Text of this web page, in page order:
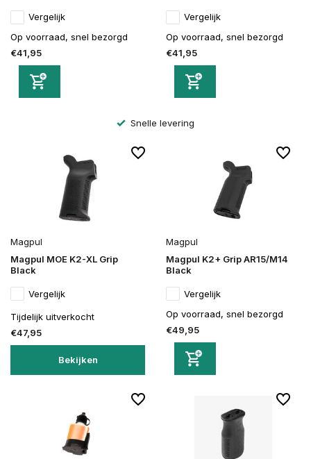
Vergelijk
Op voorraad, snel bezorgd
€41,95
Vergelijk
Op voorraad, snel bezorgd
€41,95
Altijd veilig bestellen en betalen
Magpul
Magpul MOE K2-XL Grip
Black
Vergelijk
Tijdelijk uitverkocht
€47,95
Bekijken
Magpul
Magpul K2+ Grip AR15/M14
Black
Vergelijk
Op voorraad, snel bezorgd
€49,95